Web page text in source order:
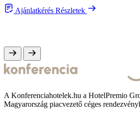
Ajánlatkérés Részletek
A Konferenciahotelek.hu a HotelPremio
Magyarország piacvezető céges